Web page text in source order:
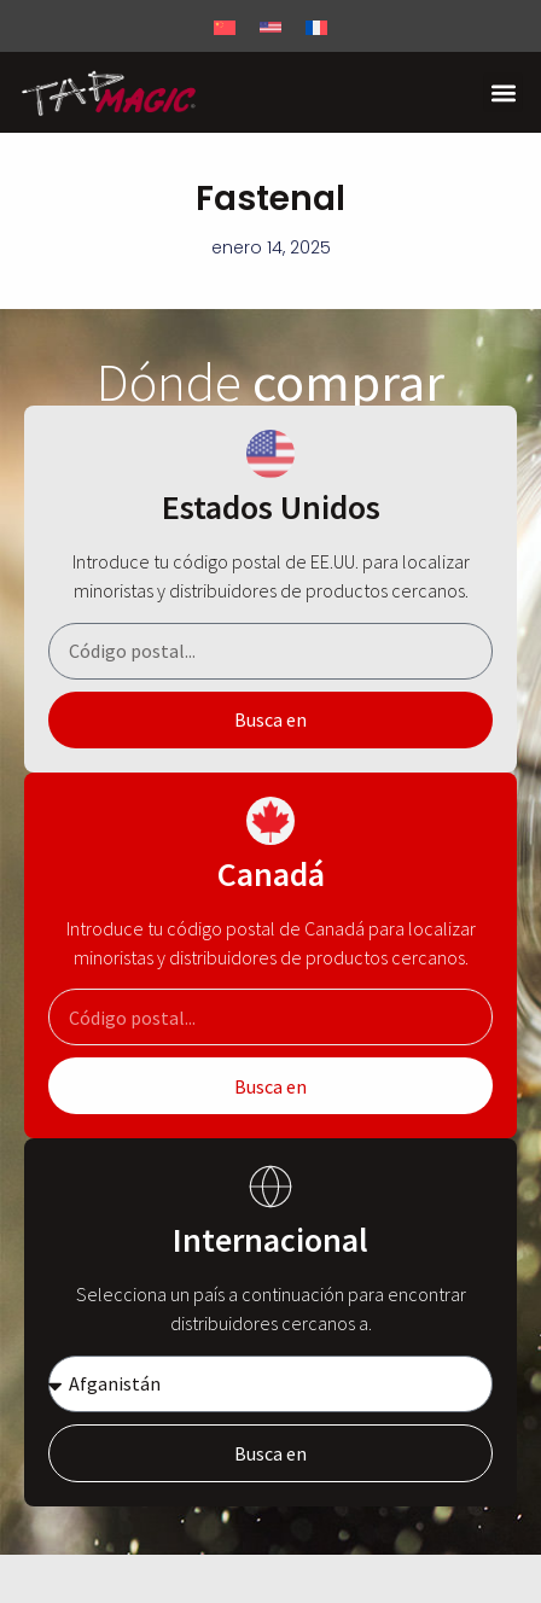
Fastenal
enero 14, 2025
Dóndecomprar
Estados Unidos
Introduce tu código postal de EE.UU. para localizar
minoristas y distribuidores de productos cercanos.
Busca en
Canadá
Introduce tu código postal de Canadá para localizar
minoristas y distribuidores de productos cercanos.
Busca en
Internacional
Selecciona un país a continuación para encontrar
distribuidores cercanos a.
Busca en